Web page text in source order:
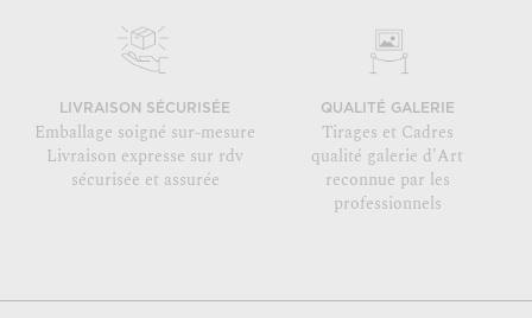
LIVRAISON SÉCURISÉE
Emballage soigné sur-mesure
Livraison expresse sur rdv
sécurisée et assurée
QUALITÉ GALERIE
Tirages et Cadres
qualité galerie d'Art
reconnue par les
professionnels